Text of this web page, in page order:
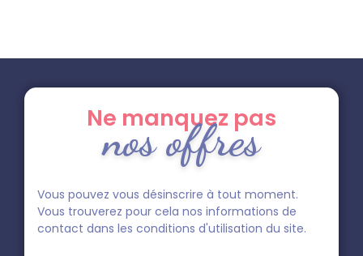
Ne manquez pas
nos offres
Vous pouvez vous désinscrire à tout moment.
Vous trouverez pour cela nos informations de
contact dans les conditions d'utilisation du site.